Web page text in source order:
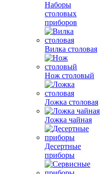
Наборы
столовых
приборов
Вилка столовая
Нож столовый
Ложка столовая
Ложка чайная
Десертные
приборы